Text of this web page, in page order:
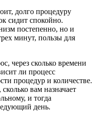
долго процедуру
сидит спокойно.
постепенно, но и
минут, пользы для
через сколько времени
ли процесс
процедур и количестве.
вам назначает
и тогда
день.